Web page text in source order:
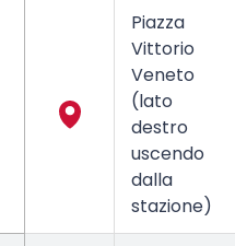
Piazza
Vittorio
Veneto
(lato
destro
uscendo
dalla
stazione)